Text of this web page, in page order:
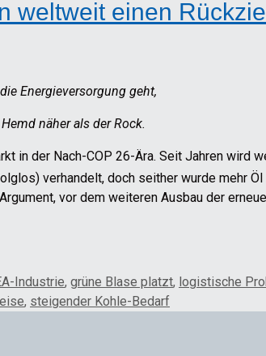
weltweit einen
Energieversorgung geht,
näher als der Rock.
in der Nach-COP 26-Ära. Seit Jahren wird
verhandelt, doch seither wurde mehr
vor dem weiteren Ausbau der
Industrie, grüne Blase platzt, logistische
, steigender Kohle-Bedarf